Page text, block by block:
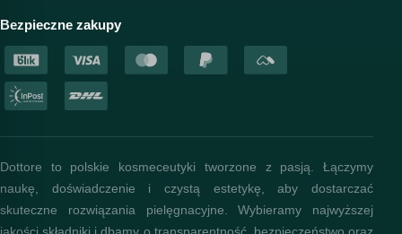
Baza wiedzy
Bezpieczne zakupy
Dottore to polskie kosmeceutyki tworzone z pasją. Łączymy
naukę, doświadczenie i czystą estetykę, aby dostarczać
skuteczne rozwiązania pielęgnacyjne. Wybieramy najwyższej